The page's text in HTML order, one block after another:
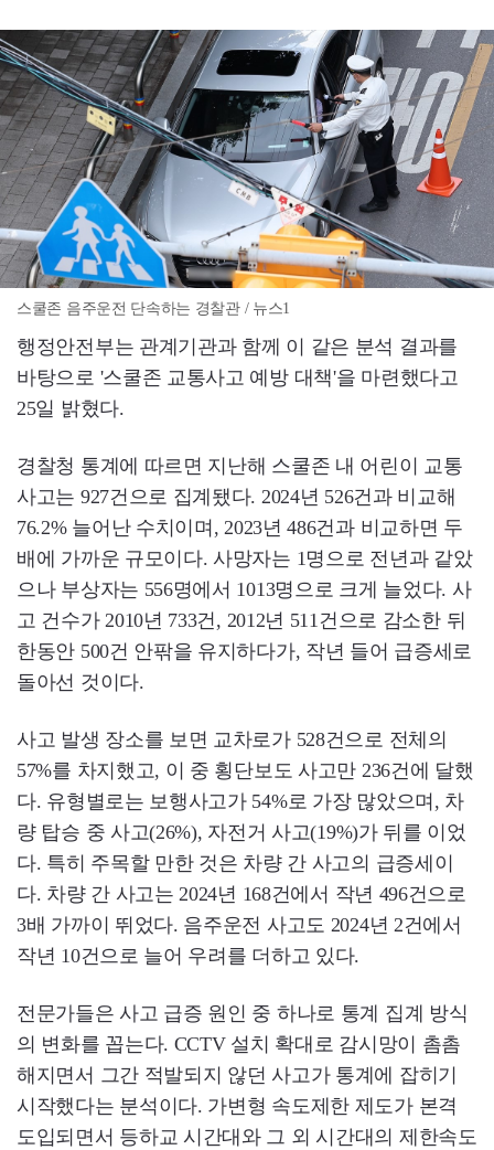
스쿨존 음주운전 단속하는 경찰관 / 뉴스1
행정안전부는 관계기관과 함께 이 같은 분석 결과를
바탕으로 '스쿨존 교통사고 예방 대책'을 마련했다고
25일 밝혔다.
경찰청 통계에 따르면 지난해 스쿨존 내 어린이 교통
사고는 927건으로 집계됐다. 2024년 526건과 비교해
76.2% 늘어난 수치이며, 2023년 486건과 비교하면 두
배에 가까운 규모이다. 사망자는 1명으로 전년과 같았
으나 부상자는 556명에서 1013명으로 크게 늘었다. 사
고 건수가 2010년 733건, 2012년 511건으로 감소한 뒤
한동안 500건 안팎을 유지하다가, 작년 들어 급증세로
돌아선 것이다.
사고 발생 장소를 보면 교차로가 528건으로 전체의
57%를 차지했고, 이 중 횡단보도 사고만 236건에 달했
다. 유형별로는 보행사고가 54%로 가장 많았으며, 차
량 탑승 중 사고(26%), 자전거 사고(19%)가 뒤를 이었
다. 특히 주목할 만한 것은 차량 간 사고의 급증세이
다. 차량 간 사고는 2024년 168건에서 작년 496건으로
3배 가까이 뛰었다. 음주운전 사고도 2024년 2건에서
작년 10건으로 늘어 우려를 더하고 있다.
전문가들은 사고 급증 원인 중 하나로 통계 집계 방식
의 변화를 꼽는다. CCTV 설치 확대로 감시망이 촘촘
해지면서 그간 적발되지 않던 사고가 통계에 잡히기
시작했다는 분석이다. 가변형 속도제한 제도가 본격
도입되면서 등하교 시간대와 그 외 시간대의 제한속도